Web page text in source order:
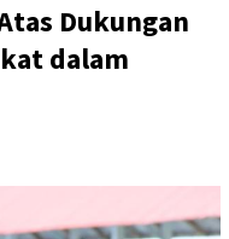
Dukungan
dalam